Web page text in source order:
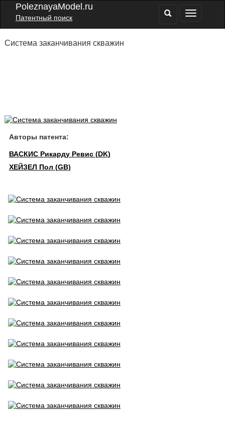
PoleznayaModel.ru
Патентный поиск
Система заканчивания скважин
Авторы патента:
ВАСКИС Рикарду Ревис (DK)
ХЕЙЗЕЛ Пол (GB)